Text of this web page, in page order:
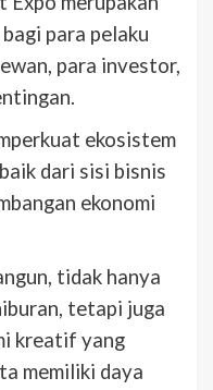
para pelaku
para investor,
ekosistem
dari sisi bisnis
ekonomi
tidak hanya
tetapi juga
kreatif yang
memiliki daya